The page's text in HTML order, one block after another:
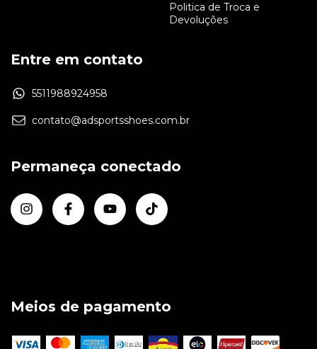
Politica de Troca e
Devoluções
Entre em contato
5511988924958
contato@adsportsshoes.com.br
Permaneça conectado
Meios de pagamento